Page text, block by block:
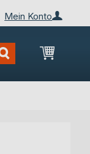
Mein Konto
Mein